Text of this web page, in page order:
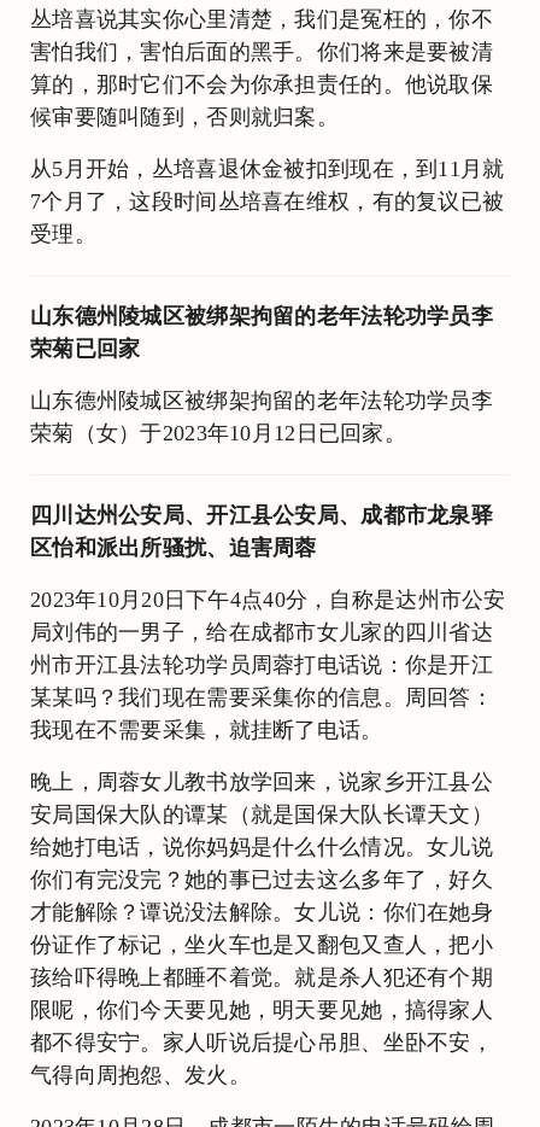
丛培喜说其实你心里清楚，我们是冤枉的，你不
害怕我们，害怕后面的黑手。你们将来是要被清
算的，那时它们不会为你承担责任的。他说取保
候审要随叫随到，否则就归案。
从5月开始，丛培喜退休金被扣到现在，到11月就
7个月了，这段时间丛培喜在维权，有的复议已被
受理。
山东德州陵城区被绑架拘留的老年法轮功学员李
荣菊已回家
山东德州陵城区被绑架拘留的老年法轮功学员李
荣菊（女）于2023年10月12日已回家。
四川达州公安局、开江县公安局、成都市龙泉驿
区怡和派出所骚扰、迫害周蓉
2023年10月20日下午4点40分，自称是达州市公安
局刘伟的一男子，给在成都市女儿家的四川省达
州市开江县法轮功学员周蓉打电话说：你是开江
某某吗？我们现在需要采集你的信息。周回答：
我现在不需要采集，就挂断了电话。
晚上，周蓉女儿教书放学回来，说家乡开江县公
安局国保大队的谭某（就是国保大队长谭天文）
给她打电话，说你妈妈是什么什么情况。女儿说
你们有完没完？她的事已过去这么多年了，好久
才能解除？谭说没法解除。女儿说：你们在她身
份证作了标记，坐火车也是又翻包又查人，把小
孩给吓得晚上都睡不着觉。就是杀人犯还有个期
限呢，你们今天要见她，明天要见她，搞得家人
都不得安宁。家人听说后提心吊胆、坐卧不安，
气得向周抱怨、发火。